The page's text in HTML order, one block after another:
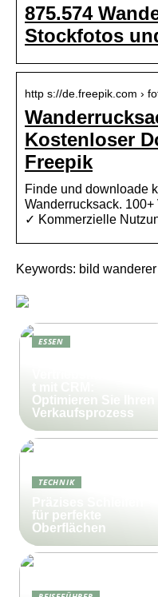
875.574
Stockfotos
http s://de.freepik.com ›
Kostenloser
Freepik
Finde und downloade
Wanderrucksack.
✓ Kommerzielle
Keywords: bild
ESSEN
Optimieren Sie Ihren
Verkaufsprozess
TECHNIK
für perfekte
Oberflächen